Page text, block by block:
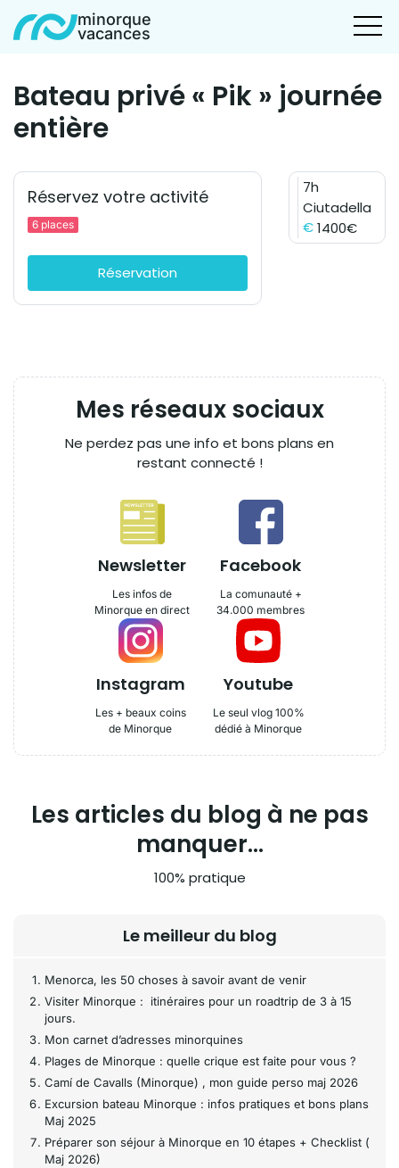
minorque
vacances
Bateau privé « Pik » journée
entière
Réservez votre activité
6 places
Réservation
7h
Ciutadella
€1400€
Mes réseaux sociaux
Ne perdez pas une info et bons plans en
restant connecté !
Newsletter
Les infos de
Minorque en direct
Facebook
La comunauté +
34.000 membres
Instagram
Les + beaux coins
de Minorque
Youtube
Le seul vlog 100%
dédié à Minorque
Les articles du blog à ne pas
manquer...
100% pratique
Le meilleur du blog
Menorca, les 50 choses à savoir avant de venir
Visiter Minorque : itinéraires pour un roadtrip de 3 à 15
jours.
Mon carnet d’adresses minorquines
Plages de Minorque : quelle crique est faite pour vous ?
Camí de Cavalls (Minorque) , mon guide perso maj 2026
Excursion bateau Minorque : infos pratiques et bons plans
Maj 2025
Préparer son séjour à Minorque en 10 étapes + Checklist (
Maj 2026)